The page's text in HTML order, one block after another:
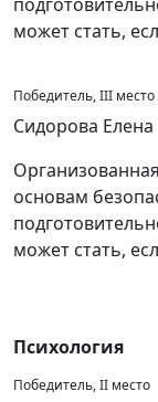
может стать,
Победитель, III место
Сидорова
основам
может стать,
Психология
Победитель, II место